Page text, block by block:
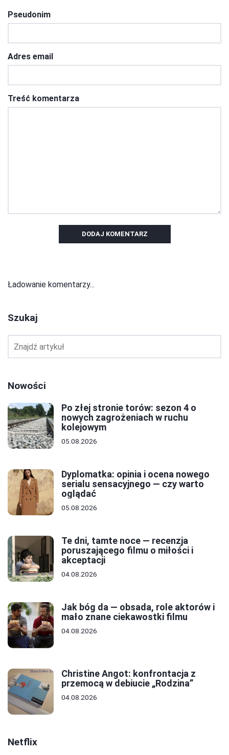
Pseudonim
Adres email
Treść komentarza
DODAJ KOMENTARZ
Ładowanie komentarzy...
Szukaj
Nowości
Po złej stronie torów: sezon 4 o
nowych zagrożeniach w ruchu
kolejowym
05.08.2026
Dyplomatka: opinia i ocena nowego
serialu sensacyjnego — czy warto
oglądać
05.08.2026
Te dni, tamte noce — recenzja
poruszającego filmu o miłości i
akceptacji
04.08.2026
Jak bóg da — obsada, role aktorów i
mało znane ciekawostki filmu
04.08.2026
Christine Angot: konfrontacja z
przemocą w debiucie „Rodzina”
04.08.2026
Netflix